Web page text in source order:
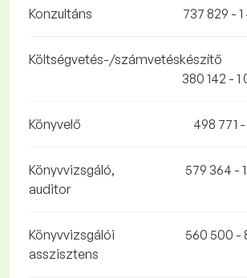
Konzultáns 737 829 -
Költségvetés-/számvetéskészítő
380 142 -
Könyvelő 498 771
Könyvvizsgáló,
auditor
579 364 -
Könyvvizsgálói
asszisztens
560 500 -